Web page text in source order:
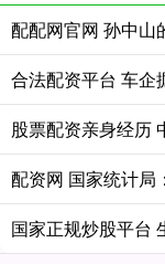
配资网 国家统计局